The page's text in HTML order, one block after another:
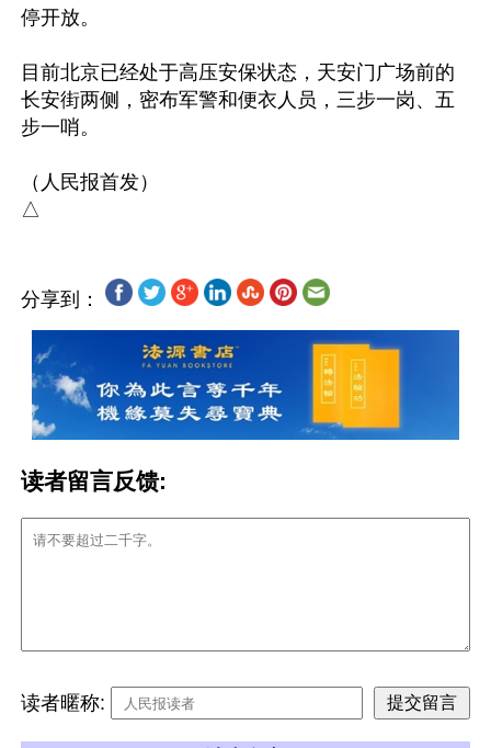
停开放。
目前北京已经处于高压安保状态，天安门广场前的
长安街两侧，密布军警和便衣人员，三步一岗、五
步一哨。
（人民报首发）
分享到：
读者留言反馈:
读者暱称: